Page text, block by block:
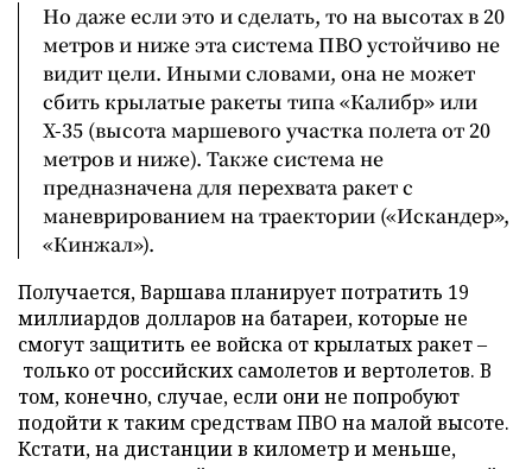
Но даже если это и сделать, то на высотах в 20
метров и ниже эта система ПВО устойчиво не
видит цели. Иными словами, она не может
сбить крылатые ракеты типа «Калибр» или
Х-35 (высота маршевого участка полета от 20
метров и ниже). Также система не
предназначена для перехвата ракет с
маневрированием на траектории («Искандер»,
«Кинжал»).
Получается, Варшава планирует потратить 19
миллиардов долларов на батареи, которые не
смогут защитить ее войска от крылатых ракет –
только от российских самолетов и вертолетов. В
том, конечно, случае, если они не попробуют
подойти к таким средствам ПВО на малой высоте.
Кстати, на дистанции в километр и меньше,